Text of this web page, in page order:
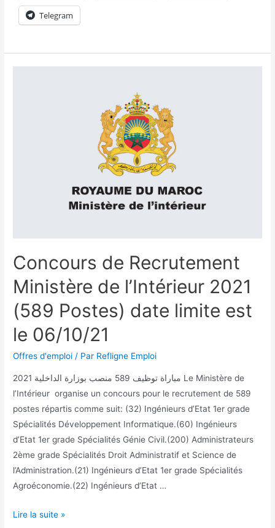
Telegram
Concours de Recrutement
Ministère de l’Intérieur 2021
(589 Postes) date limite est
le 06/10/21
Offres d'emploi / Par Refligne Emploi
2021 مباراة توظيف 589 منصب بوزارة الداخلية Le Ministère de
l’Intérieur organise un concours pour le recrutement de 589
postes répartis comme suit: (32) Ingénieurs d’Etat 1er grade
Spécialités Développement Informatique.(60) Ingénieurs
d’Etat 1er grade Spécialités Génie Civil.(200) Administrateurs
2ème grade Spécialités Droit Administratif et Science de
l’Administration.(21) Ingénieurs d’Etat 1er grade Spécialités
Agroéconomie.(22) Ingénieurs d’Etat …
Lire la suite »